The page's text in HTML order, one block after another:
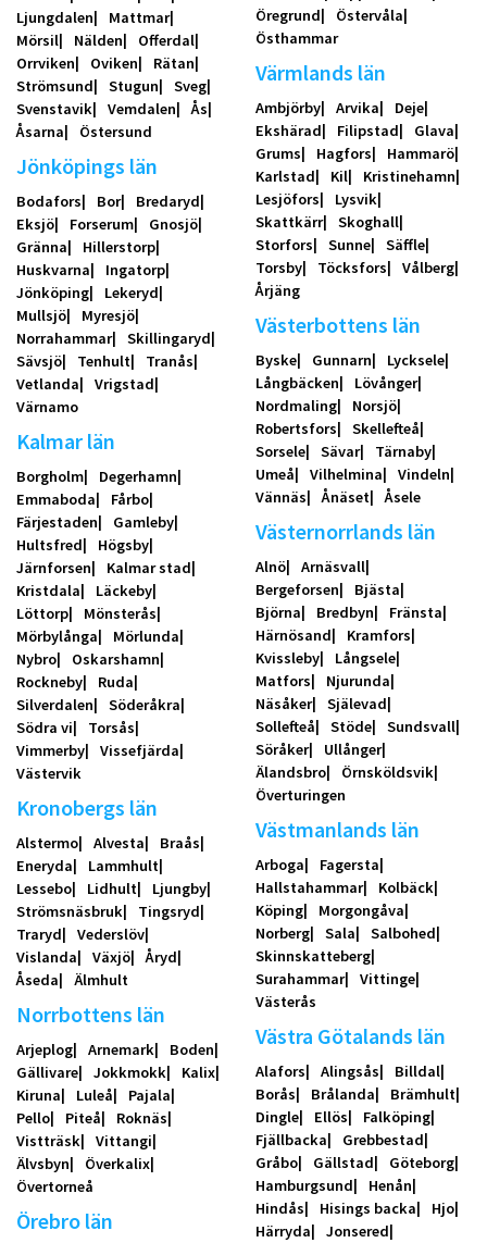
Ljungdalen
Mattmar
Mörsil
Nälden
Offerdal
Orrviken
Oviken
Rätan
Strömsund
Stugun
Sveg
Svenstavik
Vemdalen
Ås
Åsarna
Östersund
Jönköpings län
Bodafors Bor
Bredaryd
Eksjö
Forserum
Gnosjö
Gränna
Hillerstorp
Huskvarna
Ingatorp
Jönköping
Lekeryd
Mullsjö
Myresjö
Norrahammar
Skillingaryd
Sävsjö
Tenhult
Tranås
Vetlanda
Vrigstad
Värnamo
Kalmar län
Borgholm
Degerhamn
Emmaboda
Fårbo
Färjestaden
Gamleby
Hultsfred
Högsby
Järnforsen
Kalmar stad
Kristdala
Läckeby
Löttorp
Mönsterås
Mörbylånga
Mörlunda
Nybro
Oskarshamn
Rockneby
Ruda
Silverdalen
Söderåkra
Södra vi
Torsås
Vimmerby
Vissefjärda
Västervik
Kronobergs län
Alstermo Alvesta
Braås
Eneryda
Lammhult
Lessebo
Lidhult
Ljungby
Strömsnäsbruk
Tingsryd
Traryd
Vederslöv
Vislanda
Växjö
Åryd
Åseda
Älmhult
Norrbottens län
Arjeplog Arnemark
Boden
Gällivare
Jokkmokk
Kalix
Kiruna
Luleå
Pajala
Pello
Piteå
Roknäs
Vistträsk
Vittangi
Älvsbyn
Överkalix
Övertorneå
Örebro län
Öregrund
Östervåla
Östhammar
Värmlands län
Ambjörby Arvika
Deje
Ekshärad
Filipstad
Glava
Grums
Hagfors
Hammarö
Karlstad
Kil
Kristinehamn
Lesjöfors
Lysvik
Skattkärr
Skoghall
Storfors
Sunne
Säffle
Torsby
Töcksfors
Vålberg
Årjäng
Västerbottens län
Byske Gunnarn
Lycksele
Långbäcken
Lövånger
Nordmaling
Norsjö
Robertsfors
Skellefteå
Sorsele
Sävar
Tärnaby
Umeå
Vilhelmina
Vindeln
Vännäs
Ånäset Åsele
Västernorrlands län
Alnö
Arnäsvall
Bergeforsen
Bjästa
Björna
Bredbyn
Fränsta
Härnösand
Kramfors
Kvissleby
Långsele
Matfors
Njurunda
Näsåker
Själevad
Sollefteå
Stöde
Sundsvall
Söråker
Ullånger
Älandsbro
Örnsköldsvik
Överturingen
Västmanlands län
Arboga
Fagersta
Hallstahammar
Kolbäck
Köping
Morgongåva
Norberg
Sala
Salbohed
Skinnskatteberg
Surahammar
Vittinge
Västerås
Västra Götalands län
Alafors Alingsås
Billdal
Borås
Brålanda
Brämhult
Dingle
Ellös
Falköping
Fjällbacka
Grebbestad
Gråbo
Gällstad
Göteborg
Hamburgsund
Henån
Hindås
Hisings backa
Hjo
Härryda
Jonsered